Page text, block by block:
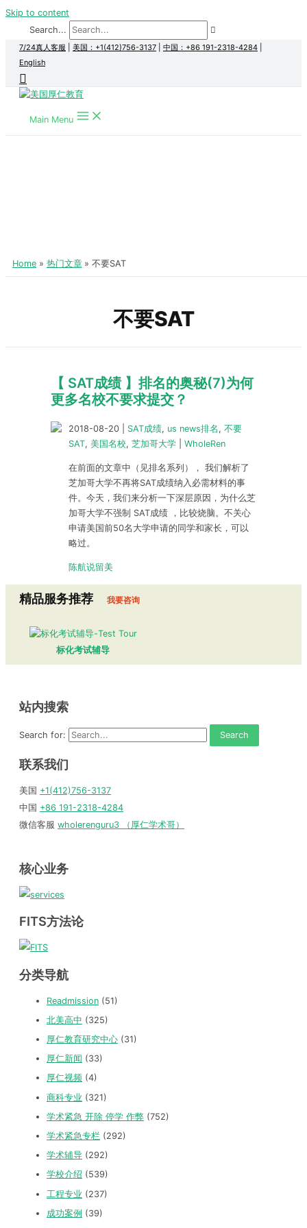
Skip to content
Search...
7/24真人客服 美国：+1(412)756-3137 中国：+86 191-2318-4284
English
Main Menu
Home 热门文章 不要SAT
不要SAT
【 SAT成绩 】排名的奥秘(7)为何
更多名校不要求提交？
2018-08-20 SAT成绩, us news排名 , 不要
SAT, 美国名校, 芝加哥大学 WholeRen
在前面的文章中（见排名系列）， 我们解析了
芝加哥大学不再将SAT成绩纳入必需材料的事
件。今天，我们来分析一下深层原因，为什么芝
加哥大学不强制 SAT成绩 ，比较烧脑。不关心
申请美国前50名大学申请的同学和家长，可以
略过。
陈航说留美
精品服务推荐 我要咨询
标化考试辅导
站内搜索
Search for:
联系我们
美国 +1(412)756-3137
中国 +86 191-2318-4284
微信客服 wholerenguru3 （厚仁学术哥）
核心业务
FITS方法论
分类导航
Readmission (51)
北美高中 (325)
厚仁教育研究中心 (31)
厚仁新闻 (33)
厚仁视频 (4)
商科专业 (321)
学术紧急 开除 停学 作弊 (752)
学术紧急专栏 (292)
学术辅导 (292)
学校介绍 (539)
工程专业 (237)
成功案例 (39)